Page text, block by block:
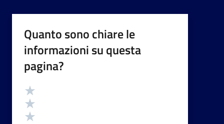
Quanto sono chiare le
informazioni su questa
pagina?
Valutazione